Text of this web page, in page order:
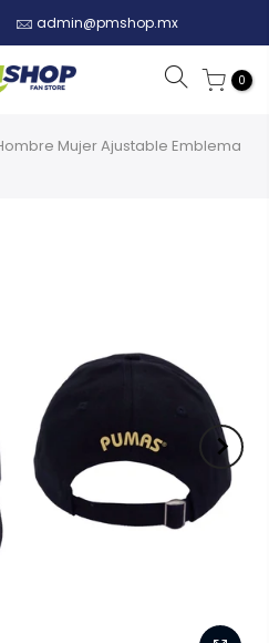
admin@pmshop.mx
0
Mujer Ajustable Emblema